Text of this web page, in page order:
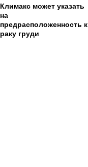
Климакс может указать
на
предрасположенность к
раку груди